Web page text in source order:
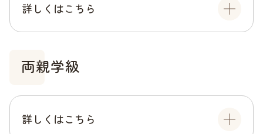
詳しくはこちら
両親学級
詳しくはこちら